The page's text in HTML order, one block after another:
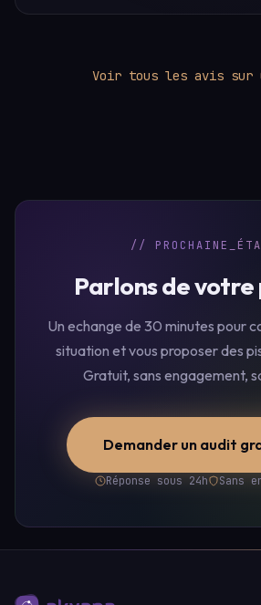
Voir tous les avis sur
//
Parlons de
Un echange de 30 minutes pour
situation et vous proposer des
Gratuit, sans engagement,
Demander un audit
Réponse sous 24h Sans